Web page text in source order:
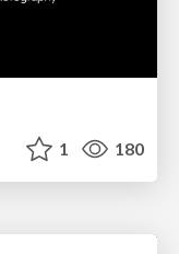
1 180